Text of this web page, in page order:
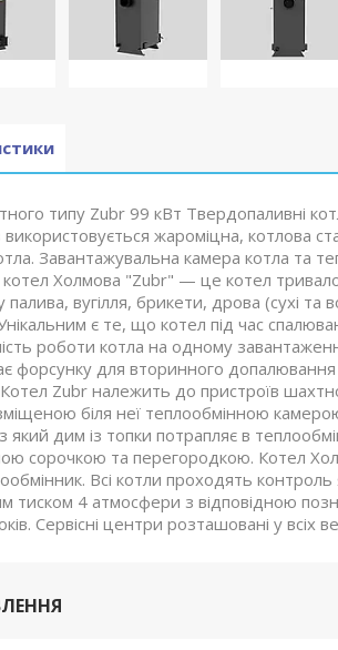
типу Zubr 99 кВт Твердопаливні
жароміцна, котлова
Завантажувальна камера котла та
котел Холмова "Zubr" — це котел
вугілля, брикети, дрова (сухі та
є те, що котел під час
роботи котла на одному
форсунку для вторинного
Zubr належить до пристроїв
біля неї теплообмінною
який дим із топки потрапляє в
сорочкою та перегородкою. Котел
Всі котли проходять контроль
4 атмосфери з відповідною
Сервісні центри розташовані у всіх